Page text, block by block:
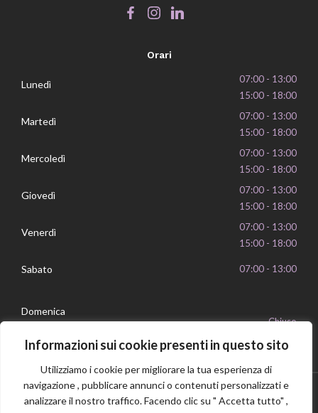
Informazioni sui cookie presenti in questo sito
Utilizziamo i cookie per migliorare la tua esperienza di
navigazione , pubblicare annunci o contenuti personalizzati e
analizzare il nostro traffico. Facendo clic su " Accetta tutto" ,
Orari
Lunedì
07:00 - 13:00
15:00 - 18:00
Martedì
07:00 - 13:00
15:00 - 18:00
Mercoledì
07:00 - 13:00
15:00 - 18:00
Giovedì
07:00 - 13:00
15:00 - 18:00
Venerdì
07:00 - 13:00
15:00 - 18:00
Sabato 07:00 - 13:00
Domenica
Chiuso
Privacy Policy Cookie Policy P.IVA 16239351006